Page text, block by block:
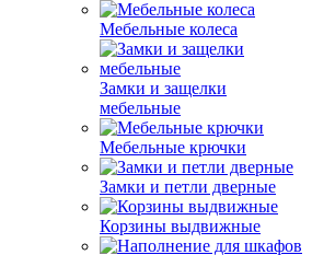
Мебельные колеса
Замки и защелки
мебельные
Мебельные крючки
Замки и петли дверные
Корзины выдвижные